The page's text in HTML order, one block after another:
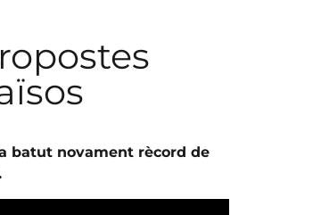
batut novament rècord de